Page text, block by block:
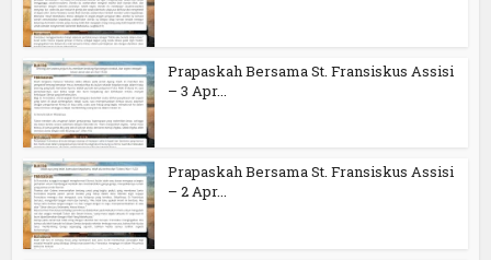
Prapaskah Bersama St. Fransiskus Assisi
– 3 Apr...
Prapaskah Bersama St. Fransiskus Assisi
– 2 Apr...